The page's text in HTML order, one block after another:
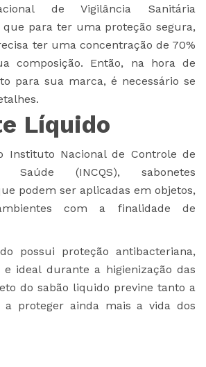
de Vigilância Sanitária
que para ter uma proteção segura,
ter uma concentração de 70%
composição. Então, na hora de
para sua marca, é necessário se
Líquido
Instituto Nacional de Controle de
Saúde (INCQS), sabonetes
podem ser aplicadas em objetos,
com a finalidade de
possui proteção antibacteriana,
ideal durante a higienização das
do sabão liquido previne tanto a
a proteger ainda mais a vida dos